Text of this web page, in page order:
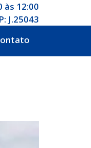
às 12:00
J.25043